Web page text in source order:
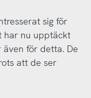
sig för
har nu upptäckt
för detta. De
att de ser